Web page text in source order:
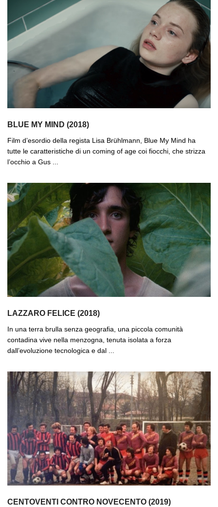
BLUE MY MIND (2018)
Film d’esordio della regista Lisa Brühlmann, Blue My Mind ha
tutte le caratteristiche di un coming of age coi fiocchi, che strizza
l’occhio a Gus ...
LAZZARO FELICE (2018)
In una terra brulla senza geografia, una piccola comunità
contadina vive nella menzogna, tenuta isolata a forza
dall’evoluzione tecnologica e dal ...
CENTOVENTI CONTRO NOVECENTO (2019)